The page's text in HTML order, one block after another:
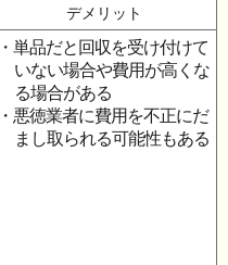
デメリット
・単品だと回収を受け付けて
いない場合や費用が高くな
る場合がある
・悪徳業者に費用を不正にだ
まし取られる可能性もある